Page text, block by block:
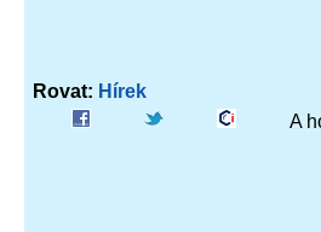
Rovat: Hírek
A